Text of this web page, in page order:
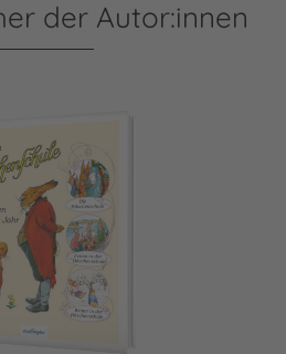
der Autor:innen